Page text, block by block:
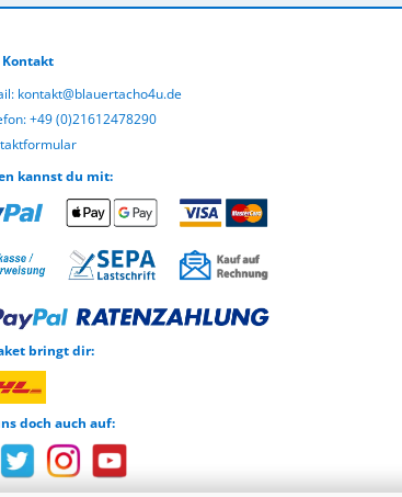
kontakt@blauertacho4u.de
+49 (0)21612478290
kannst du mit:
bringt dir:
doch auch auf: